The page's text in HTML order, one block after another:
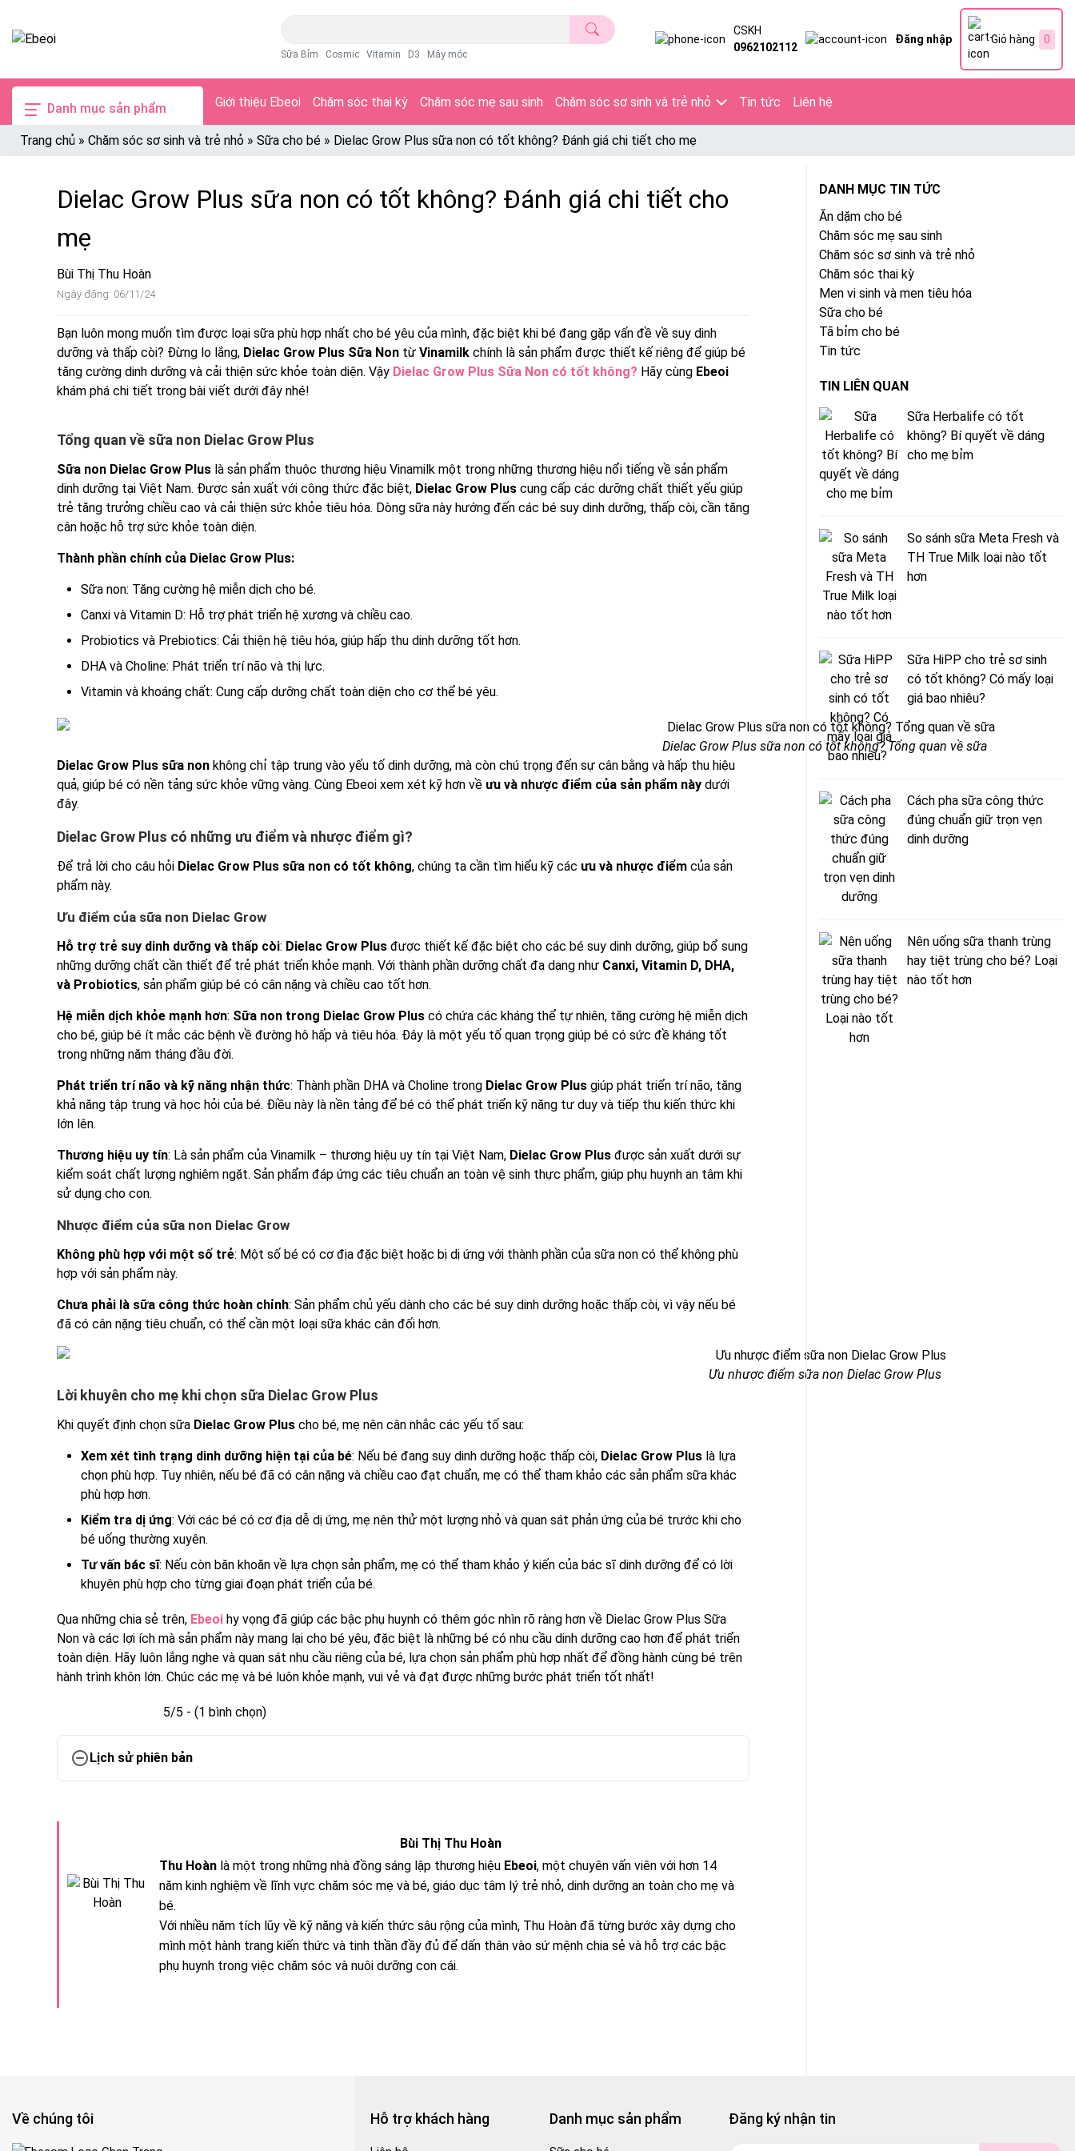
Sữa Bỉm Cosmic Vitamin D3 Máy móc
CSKH
0962102112
Đăng nhập Giỏ hàng 0
Danh mục sản phẩm Giới thiệu Ebeoi Chăm sóc thai kỳ Chăm sóc mẹ sau sinh Chăm sóc sơ sinh và trẻ nhỏ Tin tức Liên hệ
Trang chủ » Chăm sóc sơ sinh và trẻ nhỏ » Sữa cho bé » Dielac Grow Plus sữa non có tốt không? Đánh giá chi tiết cho mẹ
Dielac Grow Plus sữa non có tốt không? Đánh giá chi tiết cho
mẹ
Bùi Thị Thu Hoàn
Ngày đăng: 06/11/24
Bạn luôn mong muốn tìm được loại sữa phù hợp nhất cho bé yêu của mình, đặc biệt khi bé đang gặp vấn đề về suy dinh
dưỡng và thấp còi? Đừng lo lắng, Dielac Grow Plus Sữa Non từ Vinamilk chính là sản phẩm được thiết kế riêng để giúp bé
tăng cường dinh dưỡng và cải thiện sức khỏe toàn diện. Vậy Dielac Grow Plus Sữa Non có tốt không? Hãy cùng Ebeoi
khám phá chi tiết trong bài viết dưới đây nhé!
Tổng quan về sữa non Dielac Grow Plus
Sữa non Dielac Grow Plus là sản phẩm thuộc thương hiệu Vinamilk một trong những thương hiệu nổi tiếng về sản phẩm
dinh dưỡng tại Việt Nam. Được sản xuất với công thức đặc biệt, Dielac Grow Plus cung cấp các dưỡng chất thiết yếu giúp
trẻ tăng trưởng chiều cao và cải thiện sức khỏe tiêu hóa. Dòng sữa này hướng đến các bé suy dinh dưỡng, thấp còi, cần tăng
cân hoặc hỗ trợ sức khỏe toàn diện.
Thành phần chính của Dielac Grow Plus:
Sữa non: Tăng cường hệ miễn dịch cho bé.
Canxi và Vitamin D: Hỗ trợ phát triển hệ xương và chiều cao.
Probiotics và Prebiotics: Cải thiện hệ tiêu hóa, giúp hấp thu dinh dưỡng tốt hơn.
DHA và Choline: Phát triển trí não và thị lực.
Vitamin và khoáng chất: Cung cấp dưỡng chất toàn diện cho cơ thể bé yêu.
Dielac Grow Plus sữa non có tốt không? Tổng quan về sữa
Dielac Grow Plus sữa non không chỉ tập trung vào yếu tố dinh dưỡng, mà còn chú trọng đến sự cân bằng và hấp thu hiệu
quả, giúp bé có nền tảng sức khỏe vững vàng. Cùng Ebeoi xem xét kỹ hơn về ưu và nhược điểm của sản phẩm này dưới
đây.
Dielac Grow Plus có những ưu điểm và nhược điểm gì?
Để trả lời cho câu hỏi Dielac Grow Plus sữa non có tốt không, chúng ta cần tìm hiểu kỹ các ưu và nhược điểm của sản
phẩm này.
Ưu điểm của sữa non Dielac Grow
Hỗ trợ trẻ suy dinh dưỡng và thấp còi: Dielac Grow Plus được thiết kế đặc biệt cho các bé suy dinh dưỡng, giúp bổ sung
những dưỡng chất cần thiết để trẻ phát triển khỏe mạnh. Với thành phần dưỡng chất đa dạng như Canxi, Vitamin D, DHA,
và Probiotics, sản phẩm giúp bé có cân nặng và chiều cao tốt hơn.
Hệ miễn dịch khỏe mạnh hơn: Sữa non trong Dielac Grow Plus có chứa các kháng thể tự nhiên, tăng cường hệ miễn dịch
cho bé, giúp bé ít mắc các bệnh về đường hô hấp và tiêu hóa. Đây là một yếu tố quan trọng giúp bé có sức đề kháng tốt
trong những năm tháng đầu đời.
Phát triển trí não và kỹ năng nhận thức: Thành phần DHA và Choline trong Dielac Grow Plus giúp phát triển trí não, tăng
khả năng tập trung và học hỏi của bé. Điều này là nền tảng để bé có thể phát triển kỹ năng tư duy và tiếp thu kiến thức khi
lớn lên.
Thương hiệu uy tín: Là sản phẩm của Vinamilk – thương hiệu uy tín tại Việt Nam, Dielac Grow Plus được sản xuất dưới sự
kiểm soát chất lượng nghiêm ngặt. Sản phẩm đáp ứng các tiêu chuẩn an toàn vệ sinh thực phẩm, giúp phụ huynh an tâm khi
sử dụng cho con.
Nhược điểm của sữa non Dielac Grow
Không phù hợp với một số trẻ: Một số bé có cơ địa đặc biệt hoặc bị dị ứng với thành phần của sữa non có thể không phù
hợp với sản phẩm này.
Chưa phải là sữa công thức hoàn chỉnh: Sản phẩm chủ yếu dành cho các bé suy dinh dưỡng hoặc thấp còi, vì vậy nếu bé
đã có cân nặng tiêu chuẩn, có thể cần một loại sữa khác cân đối hơn.
Ưu nhược điểm sữa non Dielac Grow Plus
Lời khuyên cho mẹ khi chọn sữa Dielac Grow Plus
Khi quyết định chọn sữa Dielac Grow Plus cho bé, mẹ nên cân nhắc các yếu tố sau:
Xem xét tình trạng dinh dưỡng hiện tại của bé: Nếu bé đang suy dinh dưỡng hoặc thấp còi, Dielac Grow Plus là lựa
chọn phù hợp. Tuy nhiên, nếu bé đã có cân nặng và chiều cao đạt chuẩn, mẹ có thể tham khảo các sản phẩm sữa khác
phù hợp hơn.
Kiểm tra dị ứng: Với các bé có cơ địa dễ dị ứng, mẹ nên thử một lượng nhỏ và quan sát phản ứng của bé trước khi cho
bé uống thường xuyên.
Tư vấn bác sĩ: Nếu còn băn khoăn về lựa chọn sản phẩm, mẹ có thể tham khảo ý kiến của bác sĩ dinh dưỡng để có lời
khuyên phù hợp cho từng giai đoạn phát triển của bé.
Qua những chia sẻ trên, Ebeoi hy vọng đã giúp các bậc phụ huynh có thêm góc nhìn rõ ràng hơn về Dielac Grow Plus Sữa
Non và các lợi ích mà sản phẩm này mang lại cho bé yêu, đặc biệt là những bé có nhu cầu dinh dưỡng cao hơn để phát triển
toàn diện. Hãy luôn lắng nghe và quan sát nhu cầu riêng của bé, lựa chọn sản phẩm phù hợp nhất để đồng hành cùng bé trên
hành trình khôn lớn. Chúc các mẹ và bé luôn khỏe mạnh, vui vẻ và đạt được những bước phát triển tốt nhất!
5/5 - (1 bình chọn)
Lịch sử phiên bản
Bùi Thị Thu Hoàn
Thu Hoàn là một trong những nhà đồng sáng lập thương hiệu Ebeoi, một chuyên vấn viên với hơn 14
năm kinh nghiệm về lĩnh vực chăm sóc mẹ và bé, giáo dục tâm lý trẻ nhỏ, dinh dưỡng an toàn cho mẹ và
bé.
Với nhiều năm tích lũy về kỹ năng và kiến thức sâu rộng của mình, Thu Hoàn đã từng bước xây dựng cho
mình một hành trang kiến thức và tinh thần đầy đủ để dấn thân vào sứ mệnh chia sẻ và hỗ trợ các bậc
phụ huynh trong việc chăm sóc và nuôi dưỡng con cái.
DANH MỤC TIN TỨC
Ăn dặm cho bé
Chăm sóc mẹ sau sinh
Chăm sóc sơ sinh và trẻ nhỏ
Chăm sóc thai kỳ
Men vi sinh và men tiêu hóa
Sữa cho bé
Tã bỉm cho bé
Tin tức
TIN LIÊN QUAN
Sữa Herbalife có tốt
không? Bí quyết về dáng
cho mẹ bỉm
So sánh sữa Meta Fresh và
TH True Milk loại nào tốt
hơn
Sữa HiPP cho trẻ sơ sinh
có tốt không? Có mấy loại
giá bao nhiêu?
Cách pha sữa công thức
đúng chuẩn giữ trọn vẹn
dinh dưỡng
Nên uống sữa thanh trùng
hay tiệt trùng cho bé? Loại
nào tốt hơn
Về chúng tôi Hỗ trợ khách hàng Danh mục sản phẩm Đăng ký nhận tin